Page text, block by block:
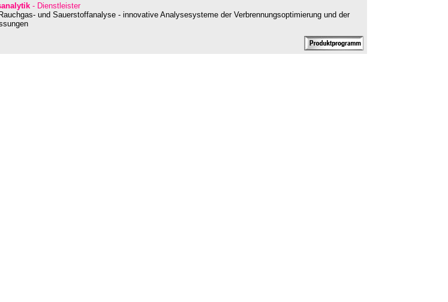
- Dienstleister
und Sauerstoffanalyse - innovative Analysesysteme der Verbrennungsoptimierung und der